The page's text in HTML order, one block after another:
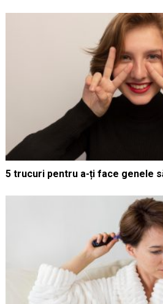
5 trucuri pentru a-ți face genele